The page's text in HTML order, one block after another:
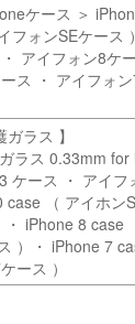
ケース ＞
フォンSEケース
・ アイフォン8ケ
ス ・ アイフォ
ラス 】
ラス 0.33mm
ケース ・ アイフ
case （ アイホン
iPhone 8 case
）・ iPhone 7
ース ）